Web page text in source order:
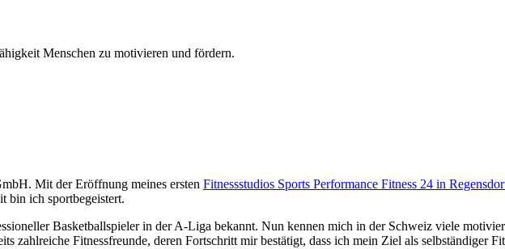
Menschen zu motivieren und fördern.
Mit der Eröffnung meines ersten Fitnessstudios Sports Performance Fitness 24 in
bin ich sportbegeistert.
Basketballspieler in der A-Liga bekannt. Nun kennen mich in der Schweiz viele
zahlreiche Fitnessfreunde, deren Fortschritt mir bestätigt, dass ich mein Ziel als selbständiger